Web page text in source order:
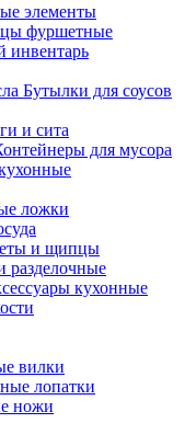
элементы
фуршетные
инвентарь
Бутылки для соусов
и сита
для мусора
ложки
и щипцы
разделочные
кухонные
вилки
лопатки
ножи